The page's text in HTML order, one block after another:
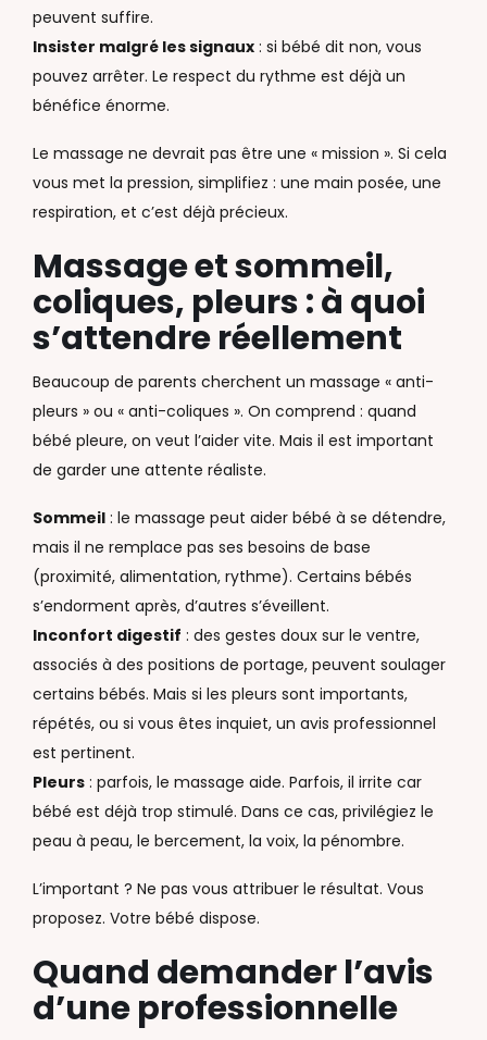
peuvent suffire.
Insister malgré les signaux : si bébé dit non, vous
pouvez arrêter. Le respect du rythme est déjà un
bénéfice énorme.
Le massage ne devrait pas être une « mission ». Si cela
vous met la pression, simplifiez : une main posée, une
respiration, et c’est déjà précieux.
Massage et sommeil,
coliques, pleurs : à quoi
s’attendre réellement
Beaucoup de parents cherchent un massage « anti-
pleurs » ou « anti-coliques ». On comprend : quand
bébé pleure, on veut l’aider vite. Mais il est important
de garder une attente réaliste.
Sommeil : le massage peut aider bébé à se détendre,
mais il ne remplace pas ses besoins de base
(proximité, alimentation, rythme). Certains bébés
s’endorment après, d’autres s’éveillent.
Inconfort digestif : des gestes doux sur le ventre,
associés à des positions de portage, peuvent soulager
certains bébés. Mais si les pleurs sont importants,
répétés, ou si vous êtes inquiet, un avis professionnel
est pertinent.
Pleurs : parfois, le massage aide. Parfois, il irrite car
bébé est déjà trop stimulé. Dans ce cas, privilégiez le
peau à peau, le bercement, la voix, la pénombre.
L’important ? Ne pas vous attribuer le résultat. Vous
proposez. Votre bébé dispose.
Quand demander l’avis
d’une professionnelle